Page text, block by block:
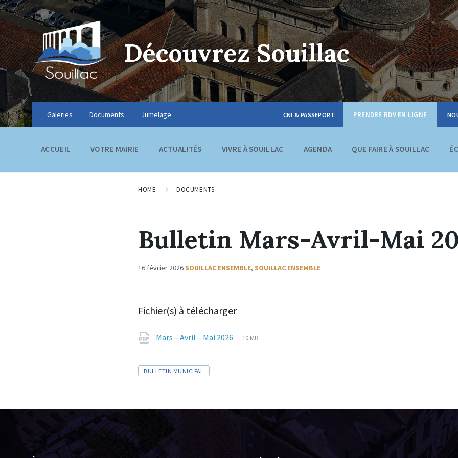
Découvrez Souillac
Galeries Documents Jumelage PRENDRE RDV EN LIGNE
ACCUEIL VOTRE MAIRIE ACTUALITÉS VIVRE À SOUILLAC AGENDA QUE FAIRE À SOUILLAC
HOME DOCUMENTS
Bulletin Mars-Avril-Mai
16 février 2026 SOUILLAC ENSEMBLE, SOUILLAC ENSEMBLE
Fichier(s) à télécharger
Mars – Avril – Mai 2026 10 MB
TAGS:
BULLETIN MUNICIPAL